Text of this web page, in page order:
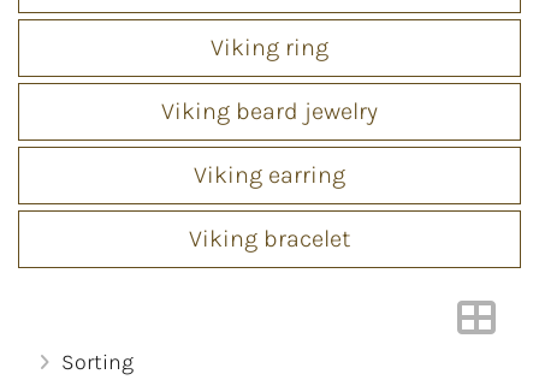
Viking ring
Viking beard jewelry
Viking earring
Viking bracelet
Sorting